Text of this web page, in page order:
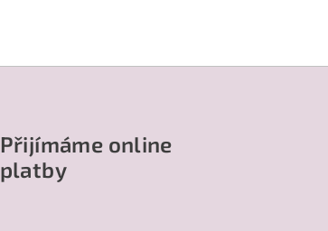
Přijímáme online
platby